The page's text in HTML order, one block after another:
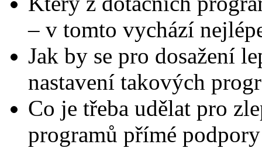
– v tomto vychází
Jak by se pro dosažení
nastavení takových
Co je třeba udělat pro
programů přímé